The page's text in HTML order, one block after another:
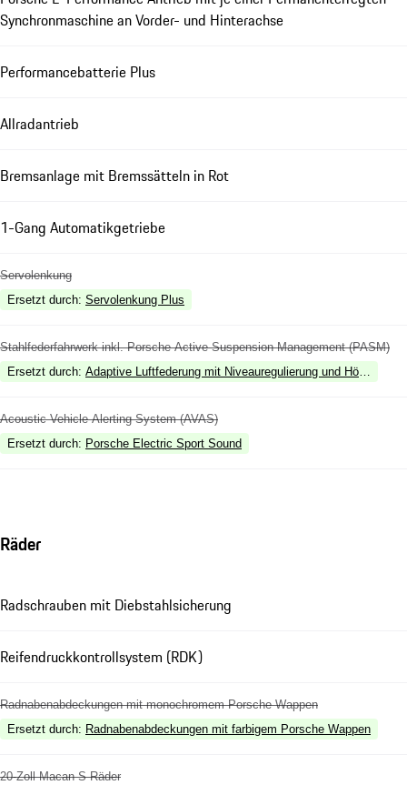
Synchronmaschine an Vorder- und Hinterachse
Performancebatterie Plus
Allradantrieb
Bremsanlage mit Bremssätteln in Rot
1-Gang Automatikgetriebe
Servolenkung
Ersetzt durch: Servolenkung Plus
Stahlfederfahrwerk inkl. Porsche Active Suspension Management (PASM)
Ersetzt durch: Adaptive Luftfederung mit Niveauregulierung und
Acoustic Vehicle Alerting System (AVAS)
Ersetzt durch: Porsche Electric Sport Sound
Räder
Radschrauben mit Diebstahlsicherung
Reifendruckkontrollsystem (RDK)
Radnabenabdeckungen mit monochromem Porsche Wappen
Ersetzt durch: Radnabenabdeckungen mit farbigem Porsche Wappen
20-Zoll Macan S Räder